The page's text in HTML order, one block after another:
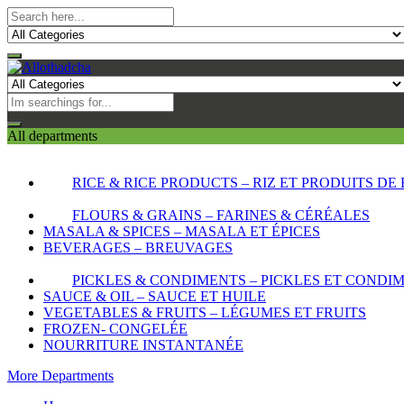
All departments
RICE & RICE PRODUCTS – RIZ ET PRODUITS DE
FLOURS & GRAINS – FARINES & CÉRÉALES
MASALA & SPICES – MASALA ET ÉPICES
BEVERAGES – BREUVAGES
PICKLES & CONDIMENTS – PICKLES ET
SAUCE & OIL – SAUCE ET HUILE
VEGETABLES & FRUITS – LÉGUMES ET FRUITS
FROZEN- CONGELÉE
NOURRITURE INSTANTANÉE
More Departments